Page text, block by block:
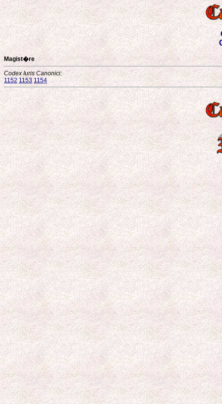
Magist�re
Codex Iuris Canonici:
1152 1153 1154